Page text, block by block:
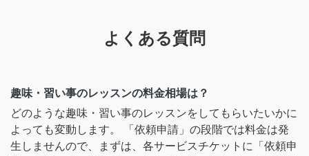
よくある質問
趣味・習い事のレッスンの料金相場は？
どのような趣味・習い事のレッスンをしてもらいたいかに
よっても変動します。 「依頼申請」の段階では料金は発
生しませんので、まずは、各サービスチケットに「依頼申